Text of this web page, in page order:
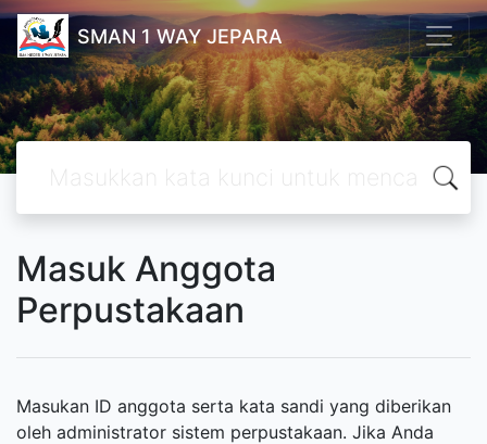
SMAN 1 WAY JEPARA
Masuk Anggota
Perpustakaan
Masukan ID anggota serta kata sandi yang diberikan
oleh administrator sistem perpustakaan. Jika Anda